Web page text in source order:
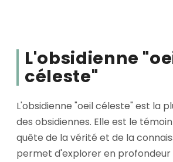
L'obsidienne
céleste"
L'obsidienne "oeil céleste" est la
des obsidiennes. Elle est le
quête de la vérité et de la
permet d'explorer en